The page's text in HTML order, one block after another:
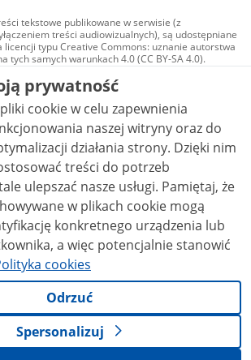
tekstowe publikowane w serwisie (z
treści audiowizualnych), są udostępniane
licencji typu Creative Commons: uznanie autorstwa
tych samych warunkach 4.0 (CC BY-SA 4.0).
audiowizualne, w tym zdjęcia, materiały
i wideo, są udostępniane na licencji typu
Commons: uznanie autorstwa użycie
- bez utworów zależnych 4.0 (CC BY-
ND 4.0), o ile nie jest to stwierdzone inaczej.
prywatność
cookie w celu zapewnienia
naszej witryny oraz do
działania strony. Dzięki nim
treści do potrzeb
nasze usługi. Pamiętaj, że
w plikach cookie mogą
konkretnego urządzenia lub
a więc potencjalnie stanowić
cookies
Odrzuć
Spersonalizuj